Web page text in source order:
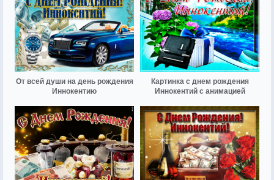
От всей души на день рождения
Иннокентию
Картинка с днем рождения
Иннокентий с анимацией